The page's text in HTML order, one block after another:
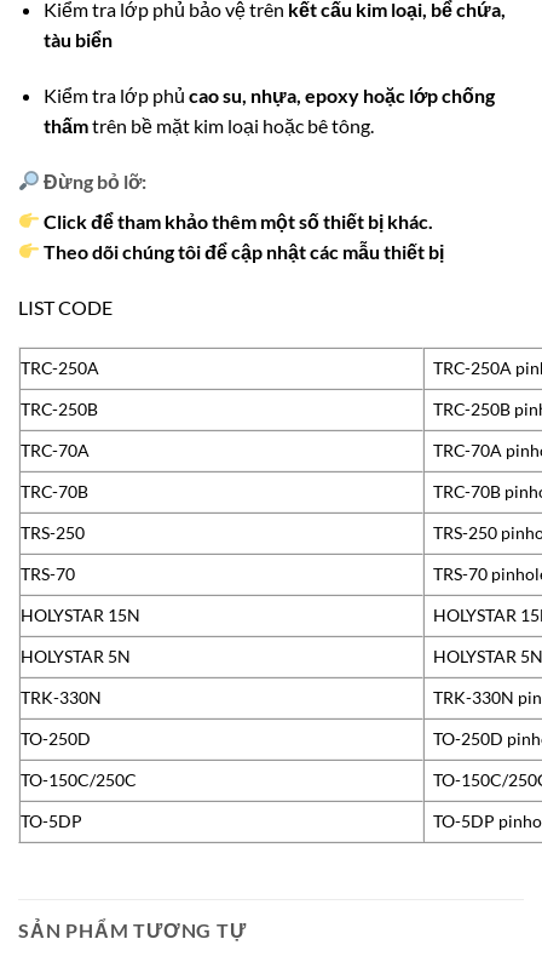
Kiểm tra lớp phủ bảo vệ trên kết cấu kim loại, bể chứa,
tàu biển
Kiểm tra lớp phủ cao su, nhựa, epoxy hoặc lớp chống
thấmtrên bề mặt kim loại hoặc bê tông.
Đừng bỏ lỡ:
Click để tham khảo thêm một số thiết bị khác.
Theo dõi chúng tôi để cập nhật các mẫu thiết bị
LIST CODE
TRC-250A
TRC-250A
TRC-250B
TRC-250B
TRC-70A
TRC-70A
TRC-70B
TRC-70B
TRS-250
TRS-250
TRS-70
TRS-70
HOLYSTAR 15N
HOLYSTAR
HOLYSTAR 5N
HOLYSTAR
TRK-330N
TRK-330N
TO-250D
TO-250D
TO-150C/250C
TO-150C/
TO-5DP
TO-5DP
SẢN PHẨM TƯƠNG TỰ